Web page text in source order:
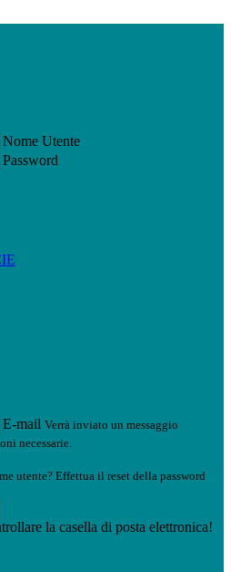
Nome Utente
Password
E-mail Verrà inviato un messaggio
necessarie.
utente? Effettua il reset della password
la casella di posta elettronica!